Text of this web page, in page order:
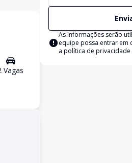
Vagas
As informações serão
equipe possa entrar em
a política de